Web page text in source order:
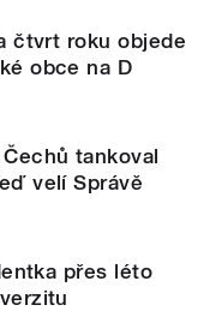
čtvrt roku objede
obce na D
tankoval
velí Správě
přes léto